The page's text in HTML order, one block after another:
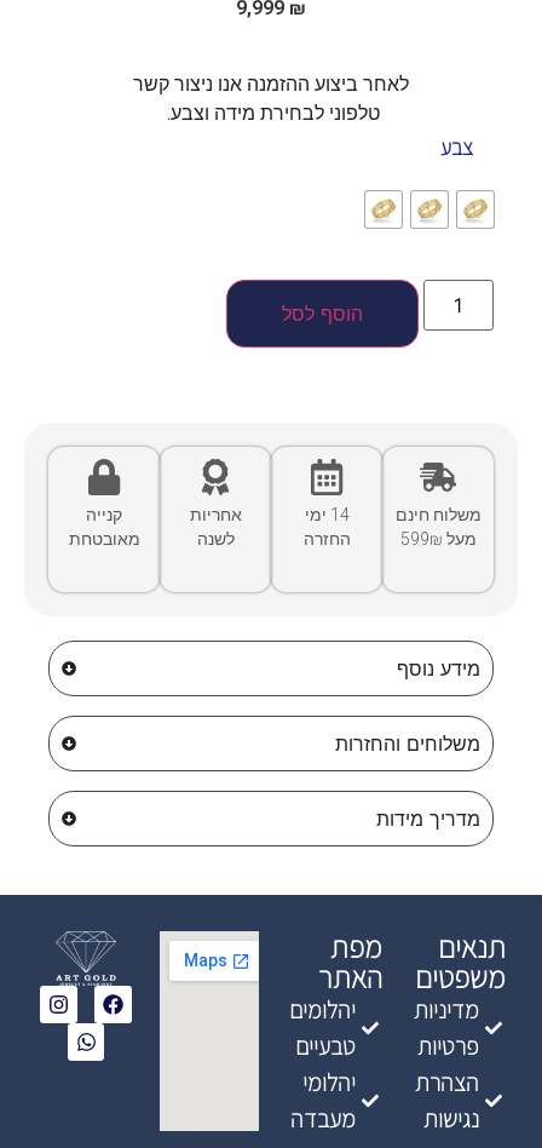
9,999 ₪
לאחר ביצוע ההזמנה אנו ניצור קשר
טלפוני לבחירת מידה וצבע.
צבע
הוסף לסל
קנייה
מאובטחת
אחריות
לשנה
14 ימי
החזרה
משלוח חינם
מעל 599₪
מידע נוסף
משלוחים והחזרות
מדריך מידות
מפת
האתר
יהלומים
טבעיים
יהלומי
מעבדה
תנאים
משפטים
מדיניות
פרטיות
הצהרת
נגישות